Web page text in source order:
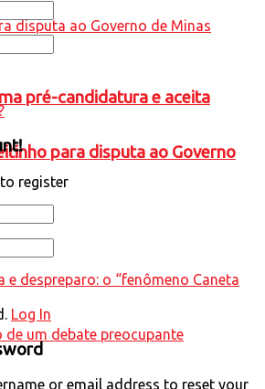
pré-candidatura e aceita
para disputa ao Governo
register
Log In
or email address to reset your